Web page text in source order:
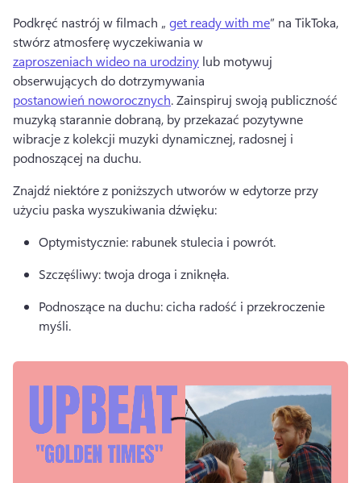
Podkręć nastrój w filmach „ get ready with me” na TikToka,
stwórz atmosferę wyczekiwania w
zaproszeniach wideo na urodziny lub motywuj
obserwujących do dotrzymywania
postanowień noworocznych. Zainspiruj swoją publiczność
muzyką starannie dobraną, by przekazać pozytywne
wibracje z kolekcji muzyki dynamicznej, radosnej i
podnoszącej na duchu.
Znajdź niektóre z poniższych utworów w edytorze przy
użyciu paska wyszukiwania dźwięku:
Optymistycznie: rabunek stulecia i powrót.
Szczęśliwy: twoja droga i zniknęła.
Podnoszące na duchu: cicha radość i przekroczenie
myśli.